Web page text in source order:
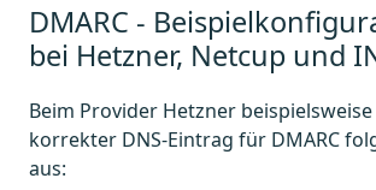
DMARC -
bei Hetzner, Netcup und
Beim Provider Hetzner
korrekter DNS-Eintrag für DMARC
aus: